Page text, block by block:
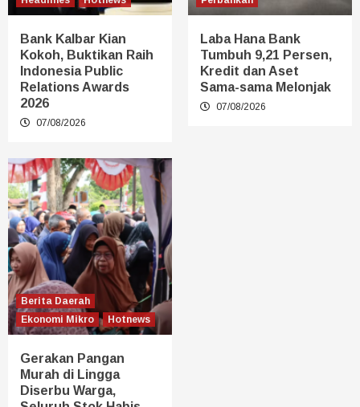
Bank Kalbar Kian
Kokoh, Buktikan Raih
Indonesia Public
Relations Awards
2026
07/08/2026
Laba Hana Bank
Tumbuh 9,21 Persen,
Kredit dan Aset
Sama-sama Melonjak
07/08/2026
Berita Daerah
Ekonomi Mikro
Hotnews
Gerakan Pangan
Murah di Lingga
Diserbu Warga,